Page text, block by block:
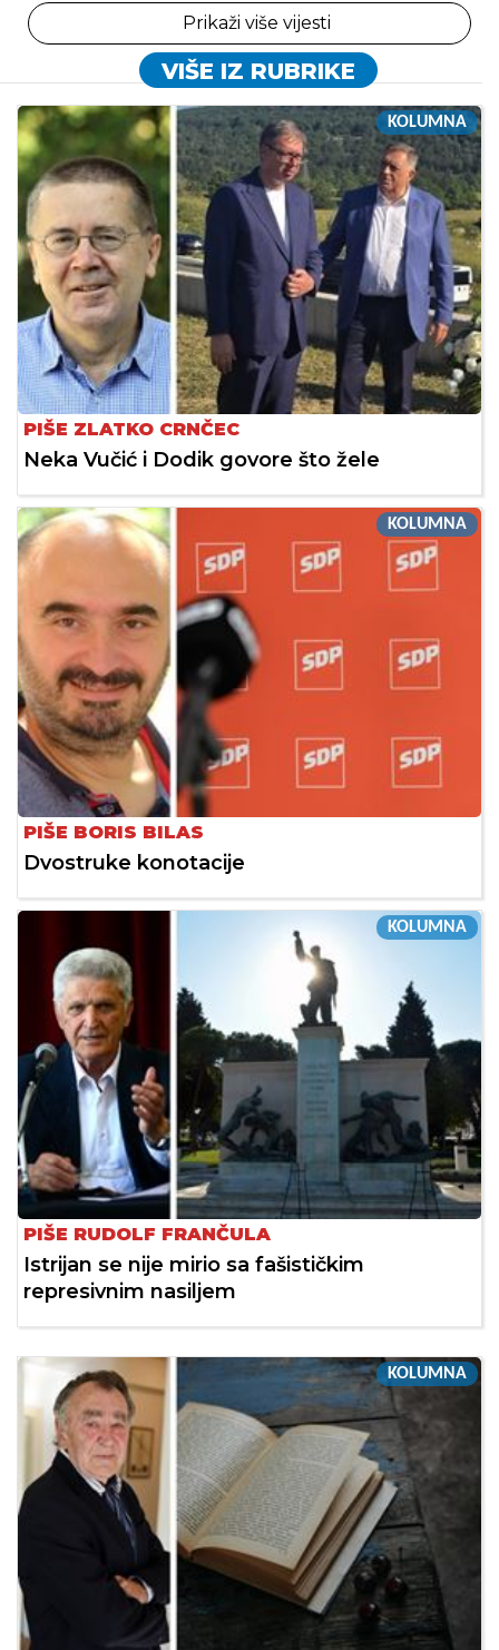
Prikaži više vijesti
VIŠE IZ RUBRIKE
KOLUMNA
PIŠE ZLATKO CRNČEC
Neka Vučić i Dodik govore što žele
KOLUMNA
PIŠE BORIS BILAS
Dvostruke konotacije
KOLUMNA
PIŠE RUDOLF FRANČULA
Istrijan se nije mirio sa fašističkim
represivnim nasiljem
KOLUMNA